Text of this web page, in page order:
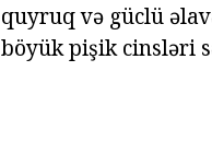
quyruq və güclü
böyük pişik cinsləri